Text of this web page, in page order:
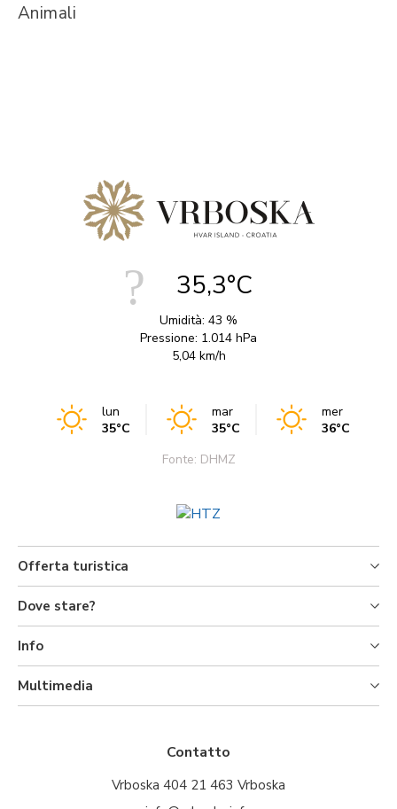
Animali
35,3°C
Umidità: 43 %
Pressione: 1.014 hPa
5,04 km/h
lun
35°C
mar
35°C
mer
36°C
Fonte: DHMZ
Offerta turistica
Dove stare?
Info
Multimedia
Contatto
Vrboska 404 21 463 Vrboska